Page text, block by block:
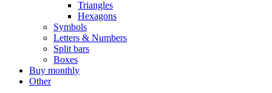
Triangles
Hexagons
Symbols
Letters & Numbers
Split bars
Boxes
Buy monthly
Other